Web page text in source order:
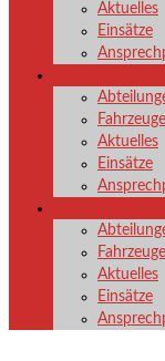
Aktuelles
Einsätze
Fahrzeuge
Aktuelles
Einsätze
Fahrzeuge
Aktuelles
Einsätze